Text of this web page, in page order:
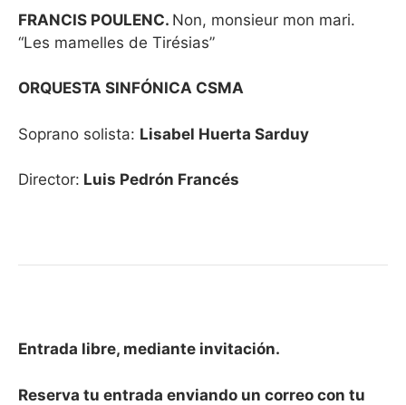
FRANCIS POULENC. Non, monsieur mon mari.
“Les mamelles de Tirésias”
ORQUESTA SINFÓNICA CSMA
Soprano solista: Lisabel Huerta Sarduy
Director: Luis Pedrón Francés
Entrada libre, mediante invitación.
Reserva tu entrada enviando un correo con tu